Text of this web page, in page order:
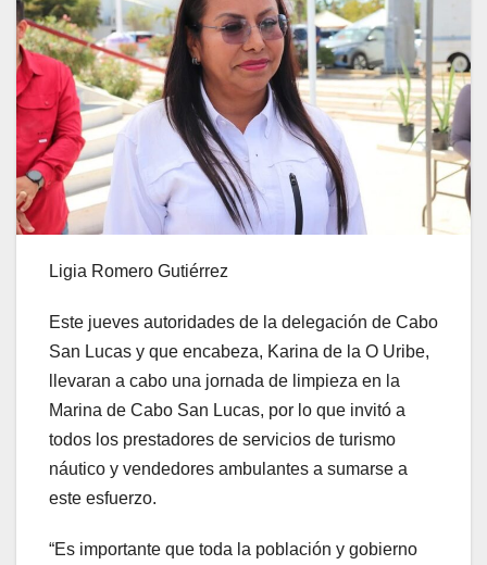
Ligia Romero Gutiérrez
Este jueves autoridades de la delegación de Cabo
San Lucas y que encabeza, Karina de la O Uribe,
llevaran a cabo una jornada de limpieza en la
Marina de Cabo San Lucas, por lo que invitó a
todos los prestadores de servicios de turismo
náutico y vendedores ambulantes a sumarse a
este esfuerzo.
“Es importante que toda la población y gobierno